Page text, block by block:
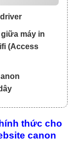
máy in
(Access
thức cho
canon